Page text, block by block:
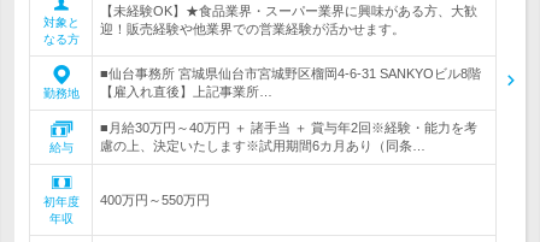
対象と
なる方
【未経験OK】★食品業界・スーパー業界に興味がある方、大歓
迎！販売経験や他業界での営業経験が活かせます。
勤務地
■仙台事務所 宮城県仙台市宮城野区榴岡4-6-31 SANKYOビル8階
【雇入れ直後】上記事業所…
給与
■月給30万円～40万円 ＋ 諸手当 ＋ 賞与年2回※経験・能力を考
慮の上、決定いたします※試用期間6カ月あり（同条…
初年度
年収
400万円～550万円